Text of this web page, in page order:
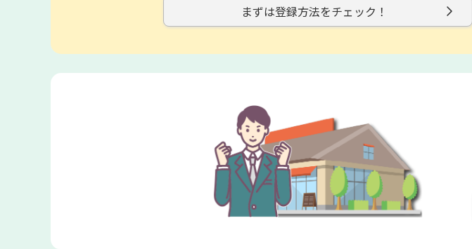
まずは登録方法をチェック！